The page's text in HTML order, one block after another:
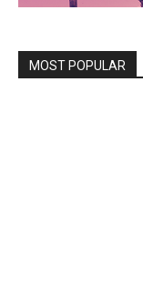
MOST POPULAR